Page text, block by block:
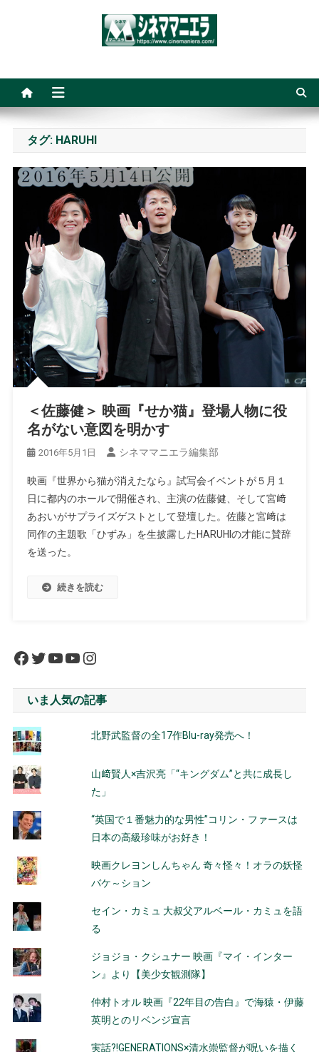
タグ: HARUHI
＜佐藤健＞ 映画『せか猫』登場人物に役
名がない意図を明かす
2016年5月1日 シネママニエラ編集部
映画『世界から猫が消えたなら』試写会イベントが５月１
日に都内のホールで開催され、主演の佐藤健、そして宮﨑
あおいがサプライズゲストとして登壇した。佐藤と宮﨑は
同作の主題歌「ひずみ」を生披露したHARUHIの才能に賛辞
を送った。
続きを読む
Facebook
Twitter
YouTube
YouTube
Instagram
いま人気の記事
北野武監督の全17作Blu-ray発売へ！
山﨑賢人×吉沢亮「“キングダム”と共に成長し
た」
“英国で１番魅力的な男性”コリン・ファースは
日本の高級珍味がお好き！
映画クレヨンしんちゃん 奇々怪々！オラの妖怪
バケ～ション
セイン・カミュ 大叔父アルベール・カミュを語
る
ジョジョ・クシュナー 映画『マイ・インター
ン』より【美少女観測隊】
仲村トオル 映画『22年目の告白』で海猿・伊藤
英明とのリベンジ宣言
実話?!GENERATIONS×清水崇監督が呪いを描く